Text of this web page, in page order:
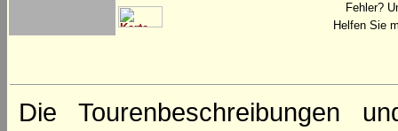
Fehler?
Helfen Sie
Die Tourenbeschreibungen